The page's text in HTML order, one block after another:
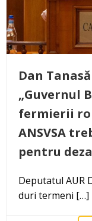
Dan
„Guvernul
fermierii
ANSVSA
pentru
Deputatul AUR
duri termeni […]